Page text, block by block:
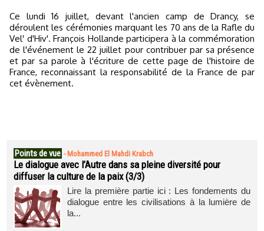
Ce lundi 16 juillet, devant l'ancien camp de Drancy, se
déroulent les cérémonies marquant les 70 ans de la Rafle du
Vel' d'Hiv'. François Hollande participera à la commémoration
de l'événement le 22 juillet pour contribuer par sa présence
et par sa parole à l'écriture de cette page de l'histoire de
France, reconnaissant la responsabilité de la France de par
cet évènement.
Points de vue - Mohammed El Mahdi Krabch
Le dialogue avec l’Autre dans sa pleine diversité pour
diffuser la culture de la paix (3/3)
Lire la première partie ici : Les fondements du
dialogue entre les civilisations à la lumière de
la...